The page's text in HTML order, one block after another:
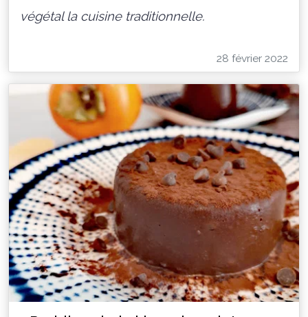
végétal la cuisine traditionnelle.
28 février 2022